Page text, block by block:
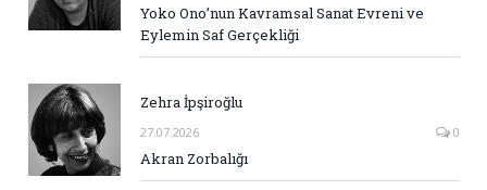
Yoko Ono’nun Kavramsal Sanat Evreni ve
Eylemin Saf Gerçekliği
Zehra İpşiroğlu
27.07.2026 0
Akran Zorbalığı